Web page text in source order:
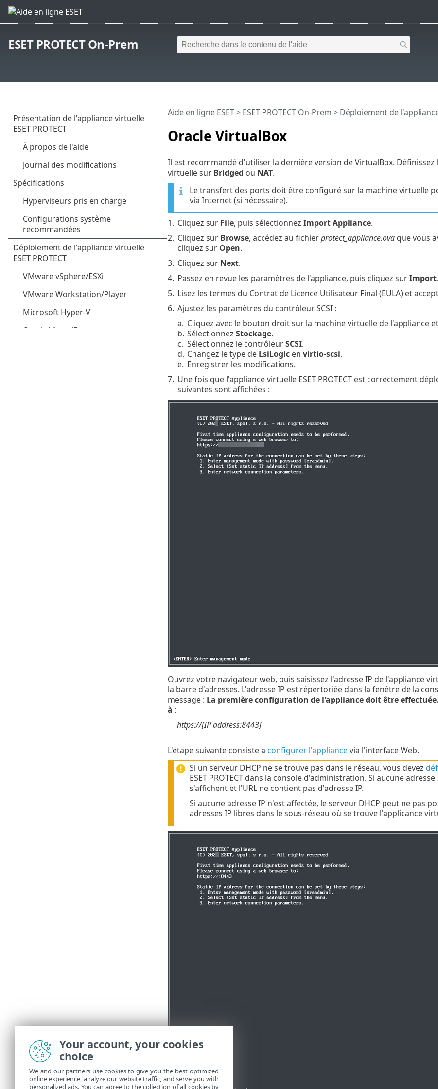
ESET PROTECT On-Prem
Oracle VirtualBox
Aide en ligne ESET> ESET PROTECT On-Prem > Déploiement de
Il est recommandé d'utiliser la dernière version de VirtualBox.
virtuelle sur Bridged ou NAT.
Le transfert des ports doit être configuré sur la machine virtuelle
via Internet (si nécessaire).
1. Cliquez sur File, puis sélectionnez Import Appliance.
2. Cliquez sur Browse, accédez au fichierprotect_appliance.ovaque vous
cliquez sur Open.
3. Cliquez sur Next.
4. Passez en revue les paramètres de l'appliance, puis cliquez surImport.
5. Lisez les termes du Contrat de Licence Utilisateur Final (EULA) et
6. Ajustez les paramètres du contrôleur SCSI :
a. Cliquez avec le bouton droit sur la machine virtuelle de l'appliance
b. Sélectionnez Stockage.
c. Sélectionnez le contrôleurSCSI.
d. Changez le type de LsiLogicen virtio-scsi.
e. Enregistrer les modifications.
7. Une fois que l'appliance virtuelle ESET PROTECT est correctement
suivantes sont affichées :
Ouvrez votre navigateur web, puis saisissez l'adresse IP de l'appliance
la barre d'adresses. L'adresse IP est répertoriée dans la fenêtre de la
message : La première configuration de l'appliance doit être
à :
https://[IP address:8443]
L'étape suivante consiste à configurer l'appliancevia l'interface Web.
Si un serveur DHCP ne se trouve pas dans le réseau, vous devez
ESET PROTECT dans la console d'administration. Si aucune
s'affichent et l'URL ne contient pas d'adresse IP.
Si aucune adresse IP n'est affectée, le serveur DHCP peut ne pas
adresses IP libres dans le sous-réseau où se trouve l'applicance
Your account, your cookies
choice
We and our partners use cookies to give you the best optimized
online experience, analyze our website traffic, and serve you with
personalized ads. You can agree to the collection of all cookies by